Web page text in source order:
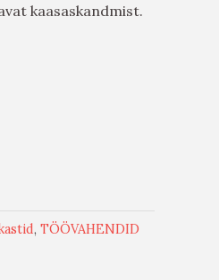
kaasaskandmist.
, TÖÖVAHENDID